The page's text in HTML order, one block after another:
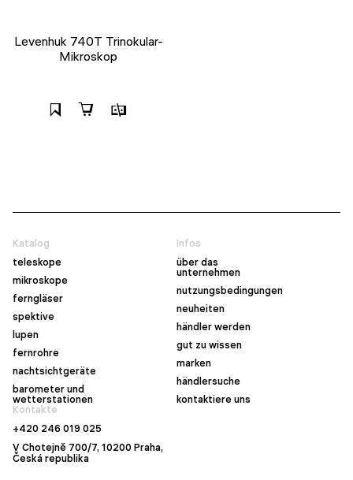
Levenhuk 740T Trinokular-
Mikroskop
Katalog
teleskope
mikroskope
ferngläser
spektive
lupen
fernrohre
nachtsichtgeräte
barometer und
wetterstationen
Infos
über das
unternehmen
nutzungsbedingungen
neuheiten
händler werden
gut zu wissen
marken
händlersuche
kontaktiere uns
Kontakte
+420 246 019 025
V Chotejně 700/7, 10200 Praha,
Česká republika